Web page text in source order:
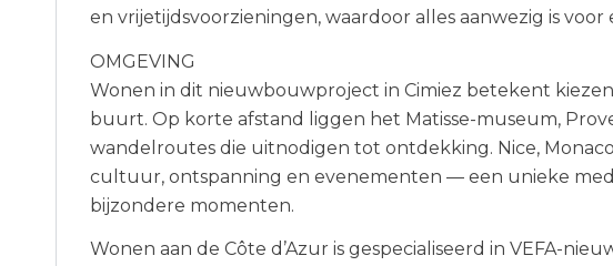
en vrijetijdsvoorzieningen, waardoor alles aanwezig is
OMGEVING
Wonen in dit nieuwbouwproject in Cimiez betekent
buurt. Op korte afstand liggen het Matisse-museum,
wandelroutes die uitnodigen tot ontdekking. Nice,
cultuur, ontspanning en evenementen — een unieke
bijzondere momenten.
Wonen aan de Côte d’Azur is gespecialiseerd in VEFA-